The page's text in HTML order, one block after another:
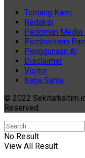
Tentang Kami
Redaksi
Pedoman Media
Pemberitaan
Penggunaan AI
Disclaimer
Visitor
Kerja Sama
© 2022
Reserved.
No Result
View All Result